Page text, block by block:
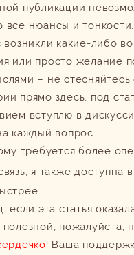
публикации
все нюансы и тонкости.
возникли какие-либо
или просто желание
– не стесняйтесь
прямо здесь, под
вступлю в
каждый вопрос.
требуется более
я также доступна в
если эта статья
пожалуйста,
. Ваша